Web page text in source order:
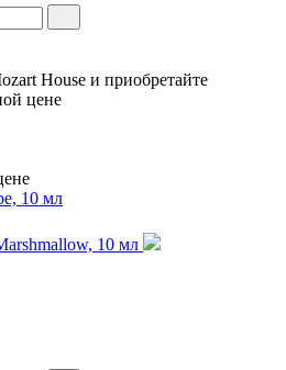
House и приобретайте
цене
10 мл